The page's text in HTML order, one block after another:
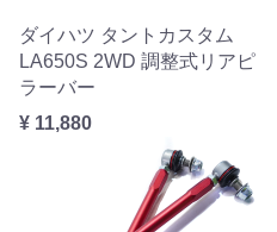
ダイハツ タントカスタム
LA650S 2WD 調整式リアピ
ラーバー
¥ 11,880